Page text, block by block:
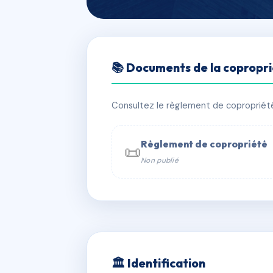
LES TENNIS
📍 23 r antoine bechamp 67540
📞 Contacter Syndic Digital
📚 Documents de la
Consultez le règlement de
📜Règlement de copropriété
Non publié
🏛 Identification